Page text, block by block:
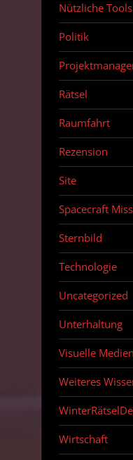
Nützliche Tools
Politik
Rätsel
Raumfahrt
Rezension
Site
Spacecraft
Sternbild
Technologie
Uncategorized
Unterhaltung
Visuelle Medien
Weiteres
Wirtschaft